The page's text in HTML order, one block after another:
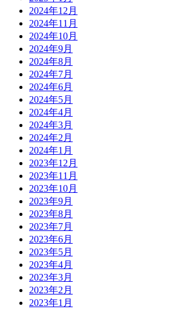
2024年12月
2024年11月
2024年10月
2024年9月
2024年8月
2024年7月
2024年6月
2024年5月
2024年4月
2024年3月
2024年2月
2024年1月
2023年12月
2023年11月
2023年10月
2023年9月
2023年8月
2023年7月
2023年6月
2023年5月
2023年4月
2023年3月
2023年2月
2023年1月